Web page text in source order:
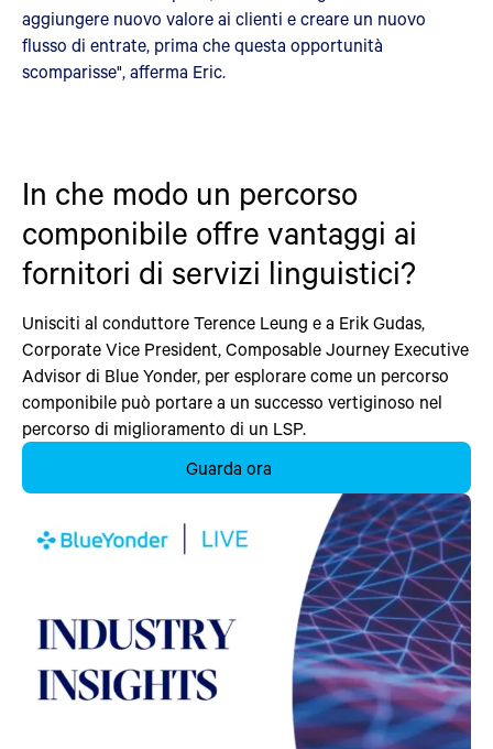
aggiungere nuovo valore ai clienti e creare un nuovo
flusso di entrate, prima che questa opportunità
scomparisse", afferma Eric.
In che modo un percorso
componibile offre vantaggi ai
fornitori di servizi linguistici?
Unisciti al conduttore Terence Leung e a Erik Gudas,
Corporate Vice President, Composable Journey Executive
Advisor di Blue Yonder, per esplorare come un percorso
componibile può portare a un successo vertiginoso nel
percorso di miglioramento di un LSP.
Guarda ora